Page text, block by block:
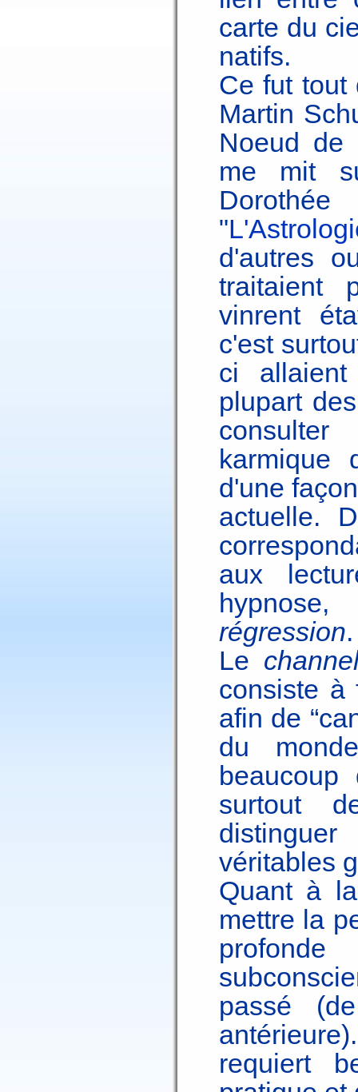
carte du
natifs.
Ce fut tout
Martin
Noeud de
me mit
"
d'autres
traitaient
vinrent
c'est
ci
plupart
karmique
d'une
actuelle.
aux
régression.
Le
consiste à
afin de
du
beaucoup
surtout
véritables
Quant à
mettre la
passé
requiert